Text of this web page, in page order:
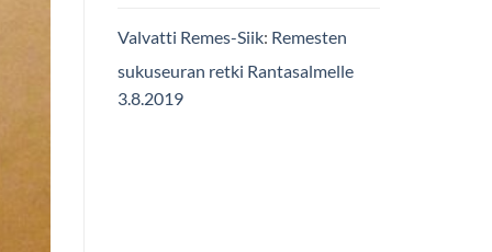
Valvatti Remes-Siik: Remesten
sukuseuran retki Rantasalmelle
3.8.2019